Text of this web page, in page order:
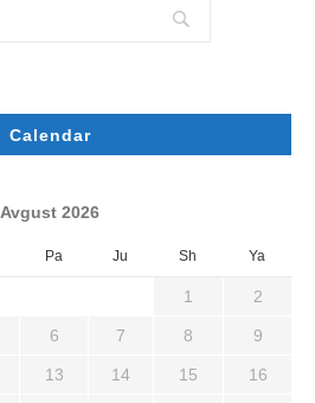
Calendar
Avgust 2026
Pa Ju Sh Ya
1 2
6 7 8 9
13 14 15 16